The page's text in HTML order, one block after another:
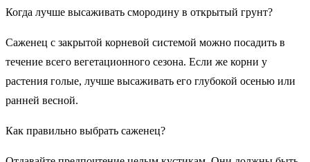
Когда лучше высаживать смородину в открытый грунт?
Саженец с закрытой корневой системой можно посадить в
течение всего вегетационного сезона. Если же корни у
растения голые, лучше высаживать его глубокой осенью или
ранней весной.
Как правильно выбрать саженец?